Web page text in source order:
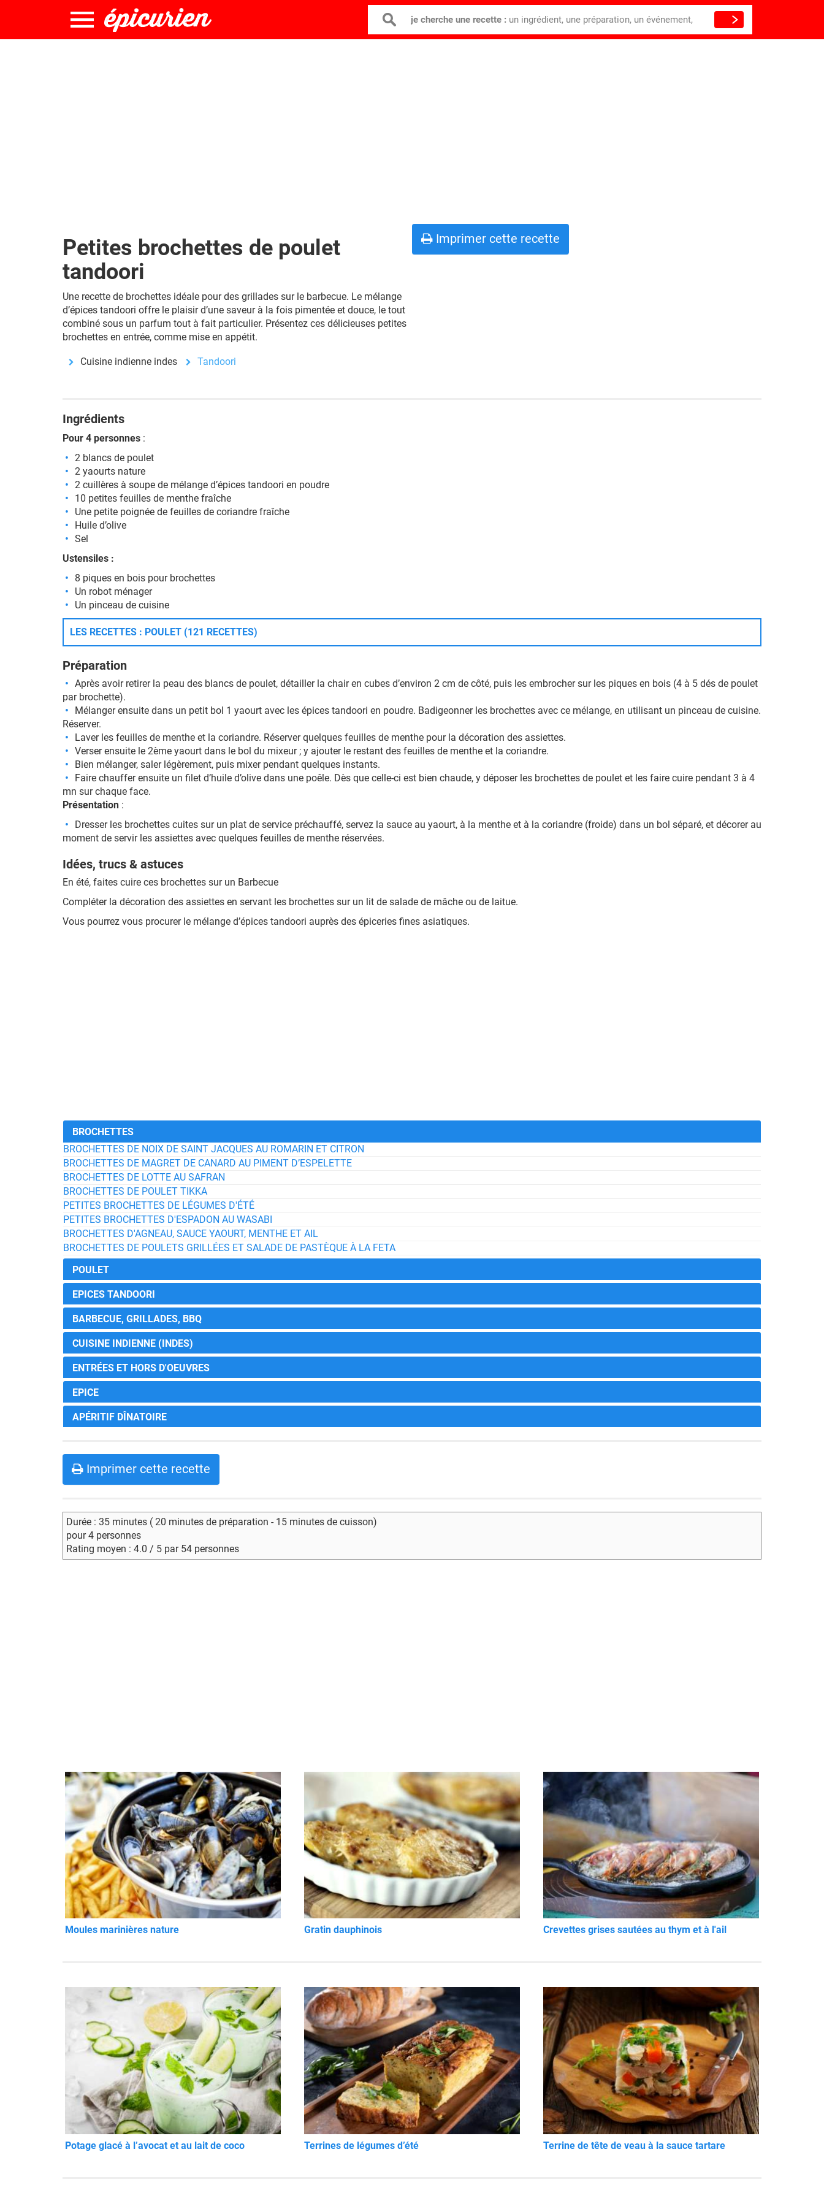
je cherche une recette : un ingrédient, une préparation, un événement,
Petites brochettes de poulet
tandoori
Une recette de brochettes idéale pour des grillades sur le barbecue. Le mélange
d’épices tandoori offre le plaisir d’une saveur à la fois pimentée et douce, le tout
combiné sous un parfum tout à fait particulier. Présentez ces délicieuses petites
brochettes en entrée, comme mise en appétit.
Cuisine indienne indes Tandoori
Imprimer cette recette
Ingrédients
Pour 4 personnes :
2 blancs de poulet
2 yaourts nature
2 cuillères à soupe de mélange d’épices tandoori en poudre
10 petites feuilles de menthe fraîche
Une petite poignée de feuilles de coriandre fraîche
Huile d’olive
Sel
Ustensiles :
8 piques en bois pour brochettes
Un robot ménager
Un pinceau de cuisine
LES RECETTES : POULET (121 RECETTES)
Préparation
Après avoir retirer la peau des blancs de poulet, détailler la chair en cubes d’environ 2 cm de côté, puis les embrocher sur les piques en bois (4 à 5 dés de poulet
par brochette).
Mélanger ensuite dans un petit bol 1 yaourt avec les épices tandoori en poudre. Badigeonner les brochettes avec ce mélange, en utilisant un pinceau de cuisine.
Réserver.
Laver les feuilles de menthe et la coriandre. Réserver quelques feuilles de menthe pour la décoration des assiettes.
Verser ensuite le 2ème yaourt dans le bol du mixeur ; y ajouter le restant des feuilles de menthe et la coriandre.
Bien mélanger, saler légèrement, puis mixer pendant quelques instants.
Faire chauffer ensuite un filet d’huile d’olive dans une poêle. Dès que celle-ci est bien chaude, y déposer les brochettes de poulet et les faire cuire pendant 3 à 4
mn sur chaque face.
Présentation :
Dresser les brochettes cuites sur un plat de service préchauffé, servez la sauce au yaourt, à la menthe et à la coriandre (froide) dans un bol séparé, et décorer au
moment de servir les assiettes avec quelques feuilles de menthe réservées.
Idées, trucs & astuces
En été, faites cuire ces brochettes sur un Barbecue
Compléter la décoration des assiettes en servant les brochettes sur un lit de salade de mâche ou de laitue.
Vous pourrez vous procurer le mélange d’épices tandoori auprès des épiceries fines asiatiques.
BROCHETTES
BROCHETTES DE NOIX DE SAINT JACQUES AU ROMARIN ET CITRON
BROCHETTES DE MAGRET DE CANARD AU PIMENT D’ESPELETTE
BROCHETTES DE LOTTE AU SAFRAN
BROCHETTES DE POULET TIKKA
PETITES BROCHETTES DE LÉGUMES D'ÉTÉ
PETITES BROCHETTES D'ESPADON AU WASABI
BROCHETTES D'AGNEAU, SAUCE YAOURT, MENTHE ET AIL
BROCHETTES DE POULETS GRILLÉES ET SALADE DE PASTÈQUE À LA FETA
POULET
EPICES TANDOORI
BARBECUE, GRILLADES, BBQ
CUISINE INDIENNE (INDES)
ENTRÉES ET HORS D'OEUVRES
EPICE
APÉRITIF DÎNATOIRE
Imprimer cette recette
Durée : 35 minutes ( 20 minutes de préparation - 15 minutes de cuisson)
pour 4 personnes
Rating moyen : 4.0 / 5 par 54 personnes
Moules marinières nature Gratin dauphinois Crevettes grises sautées au thym et à l'ail
Potage glacé à l’avocat et au lait de coco Terrines de légumes d’été Terrine de tête de veau à la sauce tartare